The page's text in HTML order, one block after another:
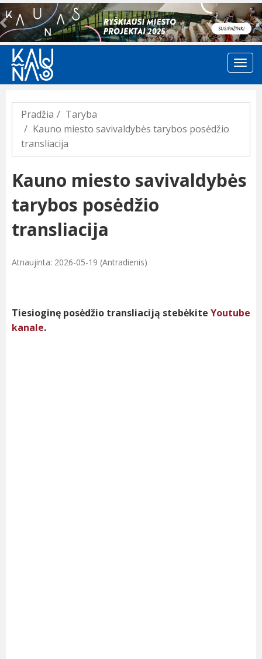
Previous
Pradžia
Taryba
Kauno miesto savivaldybės tarybos posėdžio
transliacija
Kauno miesto savivaldybės
tarybos posėdžio
transliacija
Atnaujinta: 2026-05-19 (Antradienis)
Tiesioginę posėdžio transliaciją stebėkite Youtube
kanale.